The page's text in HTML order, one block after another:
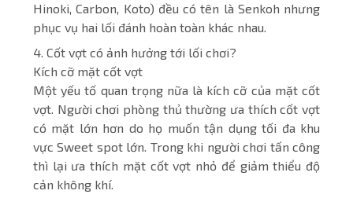
Hinoki, Carbon, Koto) đều có tên là Senkoh nhưng
phục vụ hai lối đánh hoàn toàn khác nhau.
4. Cốt vợt có ảnh hưởng tới lối chơi?
Kích cỡ mặt cốt vợt
Một yếu tố quan trọng nữa là kích cỡ của mặt cốt
vợt. Người chơi phòng thủ thường ưa thích cốt vợt
có mặt lớn hơn do họ muốn tận dụng tối đa khu
vực Sweet spot lớn. Trong khi người chơi tấn công
thì lại ưa thích mặt cốt vợt nhỏ để giảm thiểu độ
cản không khí.